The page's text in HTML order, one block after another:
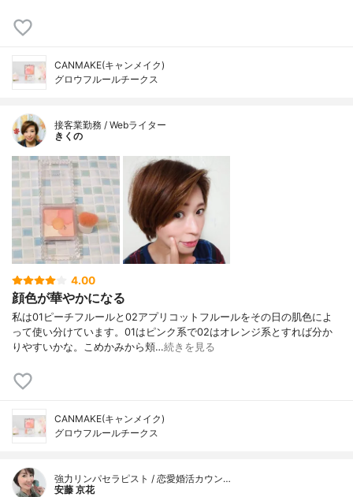
CANMAKE(キャンメイク)
グロウフルールチークス
接客業勤務 / Webライター
きくの
4.00
顔色が華やかになる
私は01ピーチフルールと02アプリコットフルールをその日の肌色によ
って使い分けています。01はピンク系で02はオレンジ系とすれば分か
りやすいかな。こめかみから頬…続きを見る
CANMAKE(キャンメイク)
グロウフルールチークス
強力リンパセラピスト / 恋愛婚活カウン…
安藤 京花